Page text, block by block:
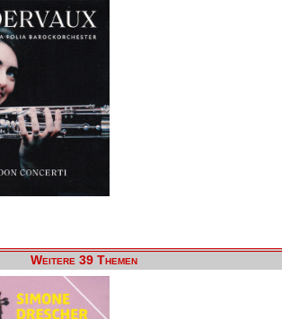
Weitere 39 Themen